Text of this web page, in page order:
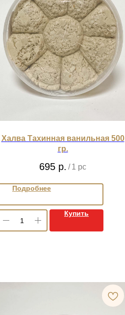
Халва Тахинная ванильная 500
гр.
695 р. / 1 pc
Подробнее
Купить